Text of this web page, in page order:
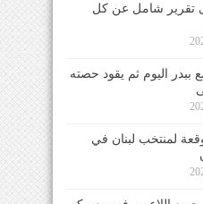
تقرير شامل عن كل
ببدر اليوم ثم يقود حصته
لمنتخب لبنان في